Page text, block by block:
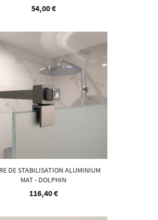
54,00 €
DE STABILISATION ALUMINIUM
MAT - DOLPHIN
116,40 €